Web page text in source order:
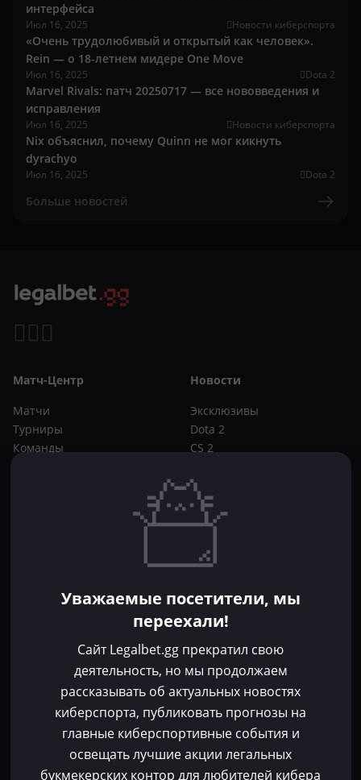
интерфейса
Июл 16, 2025 Новости киберспорта
«Очень трудолюбивый и открытый как человек».
Rein — о 18-летнем мидере One Move
Июл 16, 2025 Dota 2
Marvel Rivals: патч 20250717 — все нововведения и
исправления
Июл 16, 2025 Новости киберспорта
Nix объяснил, почему Quinn не мог кикнуть
dyrachyo
Июл 16, 2025 Dota 2
Больше новостей
Матч-Центр
Матчи
Турниры
Команды
Новости
Эксклюзивы
Dota 2
CS 2
Букмекеры
CS 2
Фрибеты
Без депозита
Контакты
Пользовательское соглашение
Политика конфиденциальности
Политика в отношении файлов cookie
Уважаемые посетители, мы
переехали!
Сайт Legalbet.gg прекратил свою
деятельность, но мы продолжаем
рассказывать об актуальных новостях
киберспорта, публиковать прогнозы на
главные киберспортивные события и
освещать лучшие акции легальных
букмекерских контор для любителей кибера